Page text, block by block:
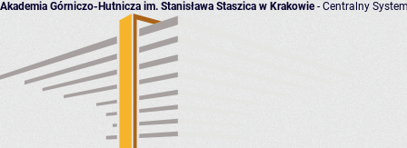
Akademia Górniczo-Hutnicza im. Stanisława Staszica w Krakowie- Centralny